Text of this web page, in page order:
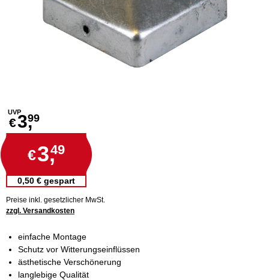
UVP
€3,99
€3,49
0,50 € gespart
Preise inkl. gesetzlicher MwSt.
zzgl. Versandkosten
einfache Montage
Schutz vor Witterungseinflüssen
ästhetische Verschönerung
langlebige Qualität